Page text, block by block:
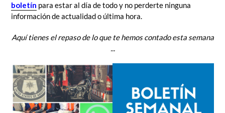
boletín para estar al día de todo y no perderte ninguna
información de actualidad o última hora.
Aquí tienes el repaso de lo que te hemos contado esta semana
...